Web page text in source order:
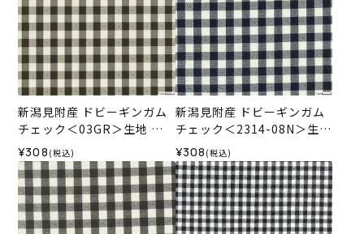
新潟見附産 ドビーギンガム
チェック＜03GR＞生地 ホ
ビーラホビーレデザインコ
レクション
¥308 (税込)
新潟見附産 ドビーギンガム
チェック＜2314-08N＞生地
ホビーラホビーレデザイン
コレクション
¥308 (税込)